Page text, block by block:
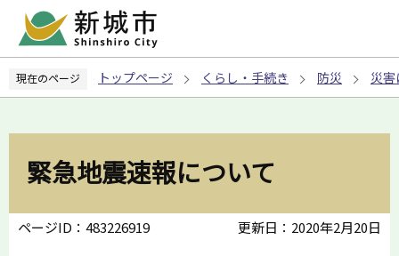
ペ
の
現在のページ トップページ くらし・手続き 防災 災
緊急地震速報について
ページID：483226919 更新日：2020年2月20日